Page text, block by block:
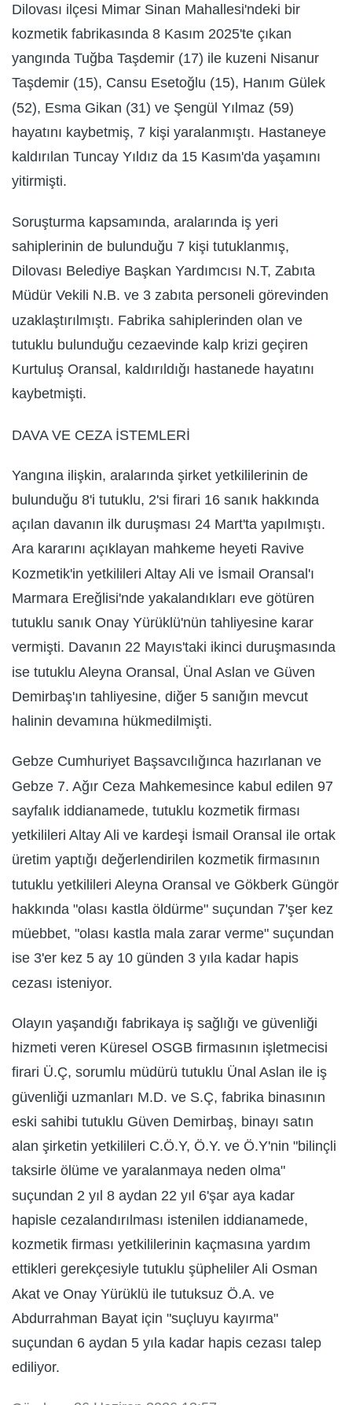
Dilovası ilçesi Mimar Sinan Mahallesi'ndeki bir
kozmetik fabrikasında 8 Kasım 2025'te çıkan
yangında Tuğba Taşdemir (17) ile kuzeni Nisanur
Taşdemir (15), Cansu Esetoğlu (15), Hanım Gülek
(52), Esma Gikan (31) ve Şengül Yılmaz (59)
hayatını kaybetmiş, 7 kişi yaralanmıştı. Hastaneye
kaldırılan Tuncay Yıldız da 15 Kasım'da yaşamını
yitirmişti.
Soruşturma kapsamında, aralarında iş yeri
sahiplerinin de bulunduğu 7 kişi tutuklanmış,
Dilovası Belediye Başkan Yardımcısı N.T, Zabıta
Müdür Vekili N.B. ve 3 zabıta personeli görevinden
uzaklaştırılmıştı. Fabrika sahiplerinden olan ve
tutuklu bulunduğu cezaevinde kalp krizi geçiren
Kurtuluş Oransal, kaldırıldığı hastanede hayatını
kaybetmişti.
DAVA VE CEZA İSTEMLERİ
Yangına ilişkin, aralarında şirket yetkililerinin de
bulunduğu 8'i tutuklu, 2'si firari 16 sanık hakkında
açılan davanın ilk duruşması 24 Mart'ta yapılmıştı.
Ara kararını açıklayan mahkeme heyeti Ravive
Kozmetik'in yetkilileri Altay Ali ve İsmail Oransal'ı
Marmara Ereğlisi'nde yakalandıkları eve götüren
tutuklu sanık Onay Yürüklü'nün tahliyesine karar
vermişti. Davanın 22 Mayıs'taki ikinci duruşmasında
ise tutuklu Aleyna Oransal, Ünal Aslan ve Güven
Demirbaş'ın tahliyesine, diğer 5 sanığın mevcut
halinin devamına hükmedilmişti.
Gebze Cumhuriyet Başsavcılığınca hazırlanan ve
Gebze 7. Ağır Ceza Mahkemesince kabul edilen 97
sayfalık iddianamede, tutuklu kozmetik firması
yetkilileri Altay Ali ve kardeşi İsmail Oransal ile ortak
üretim yaptığı değerlendirilen kozmetik firmasının
tutuklu yetkilileri Aleyna Oransal ve Gökberk Güngör
hakkında "olası kastla öldürme" suçundan 7'şer kez
müebbet, "olası kastla mala zarar verme" suçundan
ise 3'er kez 5 ay 10 günden 3 yıla kadar hapis
cezası isteniyor.
Olayın yaşandığı fabrikaya iş sağlığı ve güvenliği
hizmeti veren Küresel OSGB firmasının işletmecisi
firari Ü.Ç, sorumlu müdürü tutuklu Ünal Aslan ile iş
güvenliği uzmanları M.D. ve S.Ç, fabrika binasının
eski sahibi tutuklu Güven Demirbaş, binayı satın
alan şirketin yetkilileri C.Ö.Y, Ö.Y. ve Ö.Y'nin "bilinçli
taksirle ölüme ve yaralanmaya neden olma"
suçundan 2 yıl 8 aydan 22 yıl 6'şar aya kadar
hapisle cezalandırılması istenilen iddianamede,
kozmetik firması yetkililerinin kaçmasına yardım
ettikleri gerekçesiyle tutuklu şüpheliler Ali Osman
Akat ve Onay Yürüklü ile tutuksuz Ö.A. ve
Abdurrahman Bayat için "suçluyu kayırma"
suçundan 6 aydan 5 yıla kadar hapis cezası talep
ediliyor.